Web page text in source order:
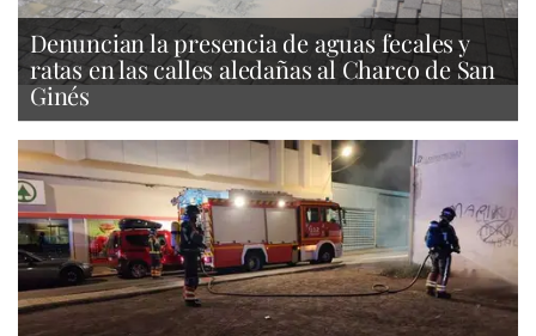
Denuncian la presencia de aguas fecales y
ratas en las calles aledañas al Charco de San
Ginés